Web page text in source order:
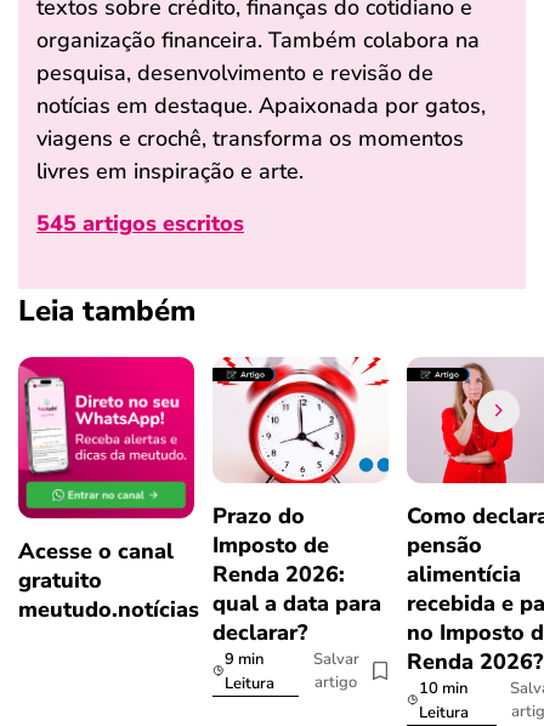
textos sobre crédito, finanças do cotidiano e
organização financeira. Também colabora na
pesquisa, desenvolvimento e revisão de
notícias em destaque. Apaixonada por gatos,
viagens e crochê, transforma os momentos
livres em inspiração e arte.
545 artigos escritos
Leia também
Acesse o canal
gratuito
meutudo.notícias
Prazo do
Imposto de
Renda 2026:
qual a data para
declarar?
9 min
Leitura
Salvar
artigo
Como
pensão
alimentícia
recebida e
no Imposto
Renda
10 min
Leitura